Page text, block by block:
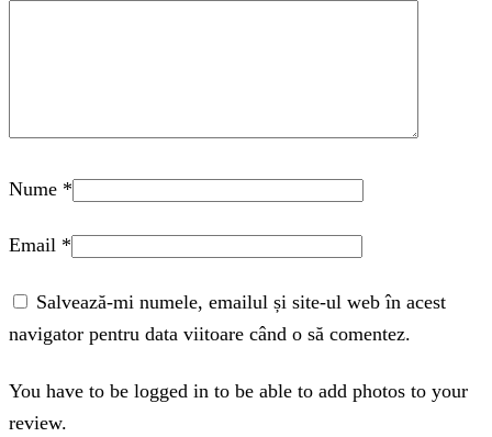
Nume *
Email *
Salvează-mi numele, emailul și site-ul web în acest
navigator pentru data viitoare când o să comentez.
You have to be logged in to be able to add photos to your
review.